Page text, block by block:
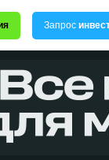
Запрос